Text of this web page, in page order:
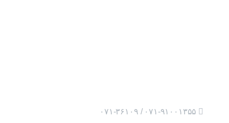
۰۷۱-۹۱۰۰۱۳۵۵ / ۰۷۱-۳۶۱۰۹